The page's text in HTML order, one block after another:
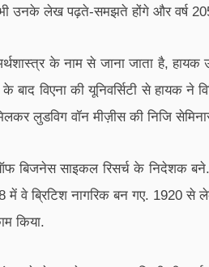
भी उनके लेख पढ़ते-समझते होंगे और वर्ष
के नाम से जाना जाता है,
बाद विएना की यूनिवर्सिटी से हायक ने
लुडविग वॉन मीज़ीस की निजि
बिजनेस साइकल रिसर्च के निदेशक
में वे ब्रिटिश नागरिक बन गए. 1920
किया.